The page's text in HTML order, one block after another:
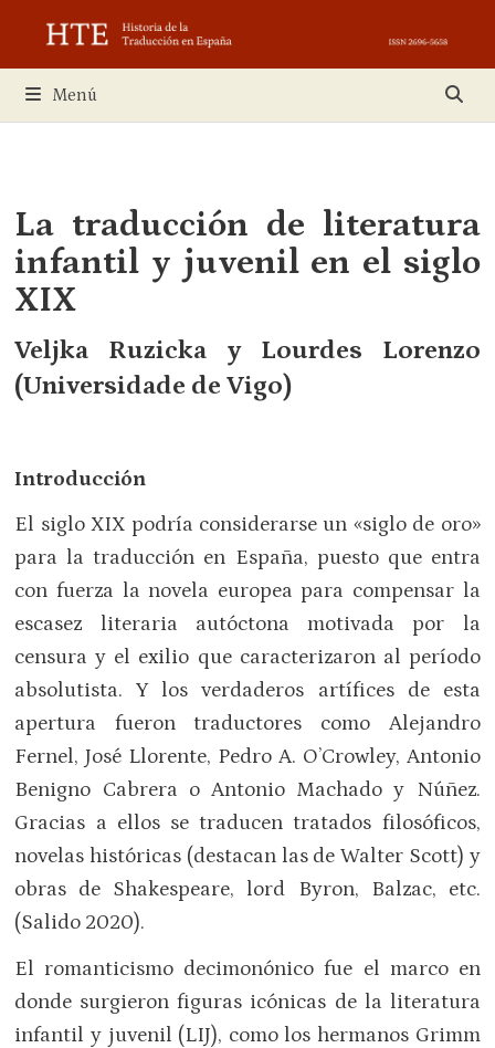
contenido
Menú
La traducción de literatura
infantil y juvenil en el siglo
XIX
Veljka Ruzicka y Lourdes Lorenzo
(Universidade de Vigo)
Introducción
El siglo XIX podría considerarse un «siglo de oro»
para la traducción en España, puesto que entra
con fuerza la novela europea para compensar la
escasez literaria autóctona motivada por la
censura y el exilio que caracterizaron al período
absolutista. Y los verdaderos artífices de esta
apertura fueron traductores como Alejandro
Fernel, José Llorente, Pedro A. O’Crowley, Antonio
Benigno Cabrera o Antonio Machado y Núñez.
Gracias a ellos se traducen tratados filosóficos,
novelas históricas (destacan las de Walter Scott) y
obras de Shakespeare, lord Byron, Balzac, etc.
(Salido 2020).
El romanticismo decimonónico fue el marco en
donde surgieron figuras icónicas de la literatura
infantil y juvenil (LIJ), como los hermanos Grimm